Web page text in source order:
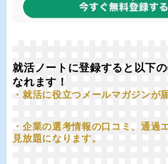
就活ノートに登録すると以下
なれます！
・就活に役立つメールマガジンが
・企業の選考情報の口コミ、通過
見放題になります。